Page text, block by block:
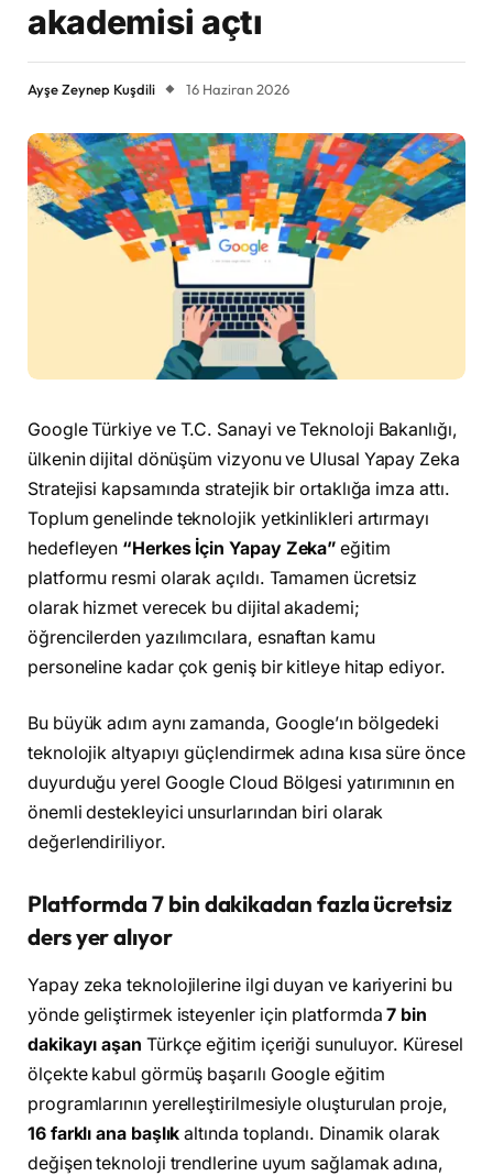
akademisi açtı
Ayşe Zeynep Kuşdili 16 Haziran 2026
Google Türkiye ve T.C. Sanayi ve Teknoloji Bakanlığı,
ülkenin dijital dönüşüm vizyonu ve Ulusal Yapay Zeka
Stratejisi kapsamında stratejik bir ortaklığa imza attı.
Toplum genelinde teknolojik yetkinlikleri artırmayı
hedefleyen “Herkes İçin Yapay Zeka” eğitim
platformu resmi olarak açıldı. Tamamen ücretsiz
olarak hizmet verecek bu dijital akademi;
öğrencilerden yazılımcılara, esnaftan kamu
personeline kadar çok geniş bir kitleye hitap ediyor.
Bu büyük adım aynı zamanda, Google’ın bölgedeki
teknolojik altyapıyı güçlendirmek adına kısa süre önce
duyurduğu yerel Google Cloud Bölgesi yatırımının en
önemli destekleyici unsurlarından biri olarak
değerlendiriliyor.
Platformda 7 bin dakikadan fazla ücretsiz
ders yer alıyor
Yapay zeka teknolojilerine ilgi duyan ve kariyerini bu
yönde geliştirmek isteyenler için platformda7 bin
dakikayı aşan Türkçe eğitim içeriği sunuluyor. Küresel
ölçekte kabul görmüş başarılı Google eğitim
programlarının yerelleştirilmesiyle oluşturulan proje,
16 farklı ana başlık altında toplandı. Dinamik olarak
değişen teknoloji trendlerine uyum sağlamak adına,